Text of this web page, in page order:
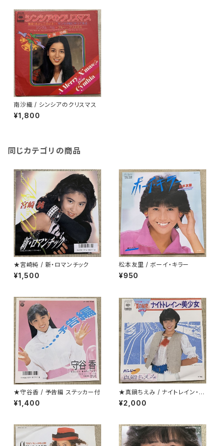
南沙織 / シンシアのクリスマス
¥1,800
同じカテゴリの商品
★宮崎純 / 新・ロマンチック
¥1,500
松本友里 / ボーイ・キラー
¥950
★守谷香 / 予告編 ステッカー付
¥1,400
★真鍋ちえみ / ナイトレイン・美
少女 プロモ
¥2,000